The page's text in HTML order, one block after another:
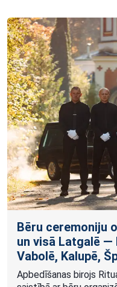
Bēru ceremoniju
un visā Latgalē —
Vabolē, Kalupē,
Apbedīšanas birojs